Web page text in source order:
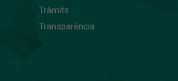
Tràmits
Transparència